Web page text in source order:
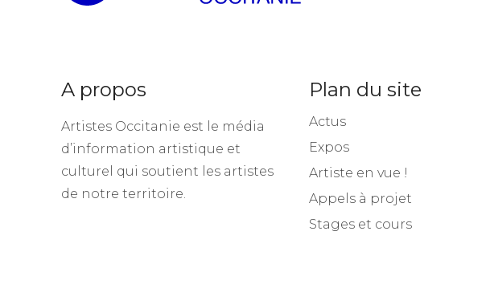
A propos
Artistes Occitanie est le média
d’information artistique et
culturel qui soutient les artistes
de notre territoire.
Plan du site
Actus
Expos
Artiste en vue !
Appels à projet
Stages et cours